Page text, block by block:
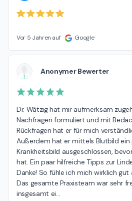
Vor 5 Jahren auf Google
Anonymer Bewerter
Dr. Wätzig hat mir aufmerksam
Nachfragen formuliert und mit
Rückfragen hat er für mich
Außerdem hat er mittels Blutbild ein
Krankheitsbild ausgeschlossen,
hat. Ein paar hilfreiche Tipps zur
Danke! So fühle ich mich wirklich gut
Das gesamte Praxisteam war sehr
insgesamt ei…